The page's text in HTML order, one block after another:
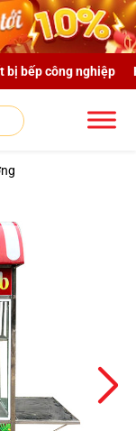
bị bếp công nghiệp